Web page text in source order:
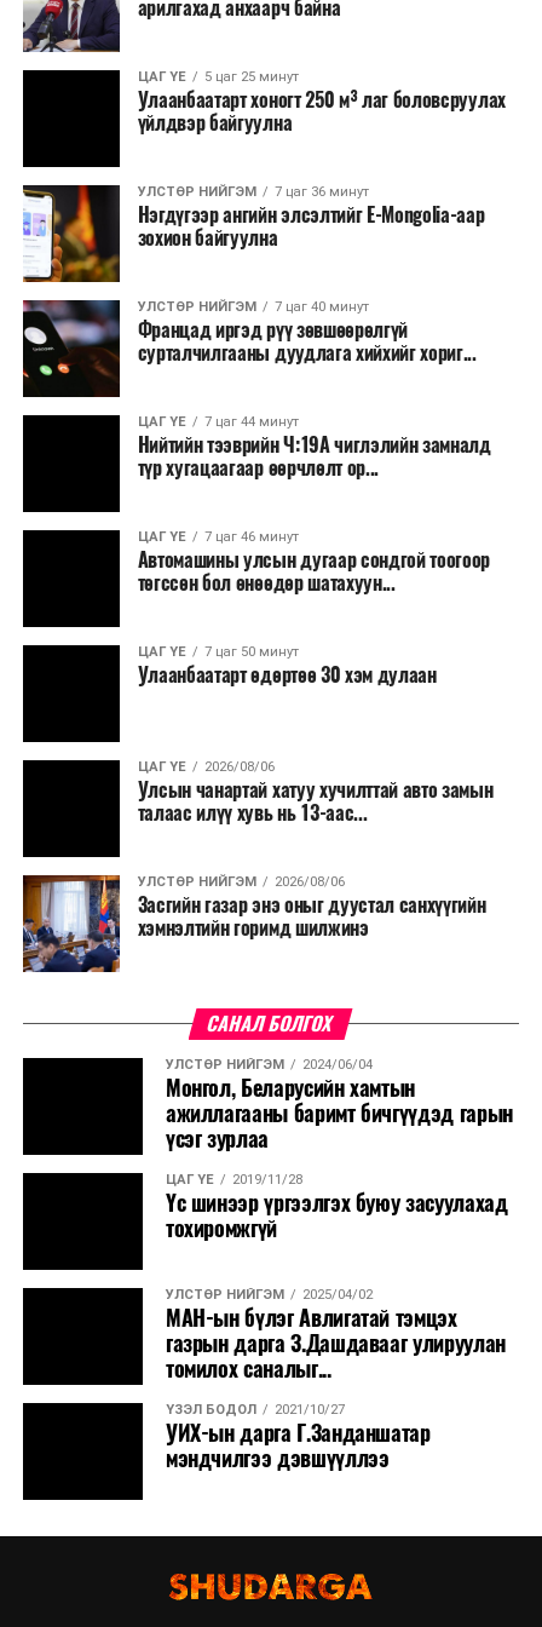
арилгахад анхаарч байна
ЦАГ ҮЕ 5 цаг 25 минут
Улаанбаатарт хоногт 250 м³ лаг боловсруулах
үйлдвэр байгуулна
УЛСТӨР НИЙГЭМ 7 цаг 36 минут
Нэгдүгээр ангийн элсэлтийг E-Mongolia-аар
зохион байгуулна
УЛСТӨР НИЙГЭМ 7 цаг 40 минут
Францад иргэд рүү зөвшөөрөлгүй
сурталчилгааны дуудлага хийхийг хориг...
ЦАГ ҮЕ 7 цаг 44 минут
Нийтийн тээврийн Ч:19А чиглэлийн замналд
түр хугацаагаар өөрчлөлт ор...
ЦАГ ҮЕ 7 цаг 46 минут
Автомашины улсын дугаар сондгой тоогоор
төгссөн бол өнөөдөр шатахуун...
ЦАГ ҮЕ 7 цаг 50 минут
Улаанбаатарт өдөртөө 30 хэм дулаан
ЦАГ ҮЕ 2026/08/06
Улсын чанартай хатуу хучилттай авто замын
талаас илүү хувь нь 13-аас...
УЛСТӨР НИЙГЭМ 2026/08/06
Засгийн газар энэ оныг дуустал санхүүгийн
хэмнэлтийн горимд шилжинэ
САНАЛ БОЛГОХ
УЛСТӨР НИЙГЭМ 2024/06/04
Монгол, Беларусийн хамтын
ажиллагааны баримт бичгүүдэд гарын
үсэг зурлаа
ЦАГ ҮЕ 2019/11/28
Үс шинээр үргээлгэх буюу засуулахад
тохиромжгүй
УЛСТӨР НИЙГЭМ 2025/04/02
МАН-ын бүлэг Авлигатай тэмцэх
газрын дарга З.Дашдавааг улируулан
томилох саналыг...
ҮЗЭЛ БОДОЛ 2021/10/27
УИХ-ын дарга Г.Занданшатар
мэндчилгээ дэвшүүллээ